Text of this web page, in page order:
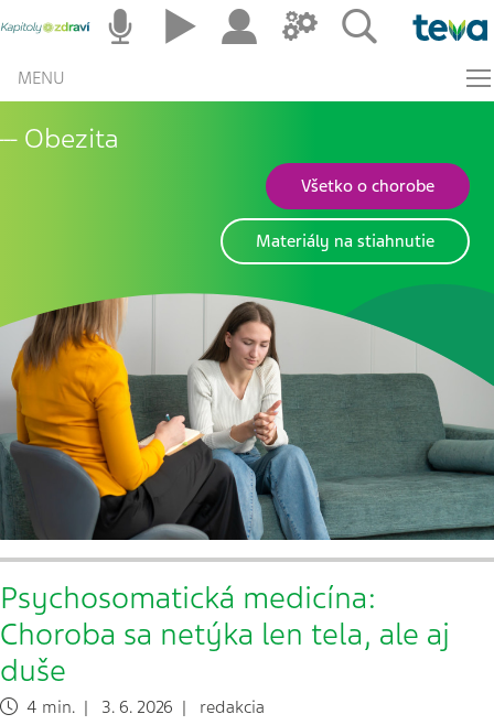
MENU
Obezita
Všetko o chorobe
Materiály na stiahnutie
Psychosomatická medicína:
Choroba sa netýka len tela, ale aj
duše
4 min. | 3. 6. 2026 | redakcia